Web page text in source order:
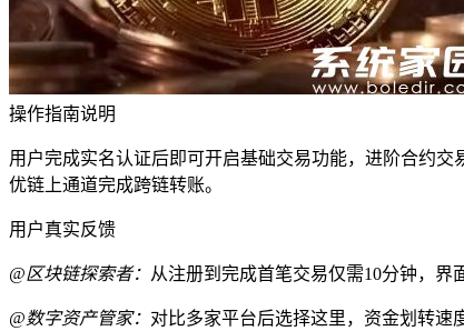
操作指南说明
用户完成实名认证后即可开启基础交易功能，进阶合约
优链上通道完成跨链转账。
用户真实反馈
@区块链探索者： 从注册到完成首笔交易仅需10分钟，界
@数字资产管家： 对比多家平台后选择这里，资金划转速